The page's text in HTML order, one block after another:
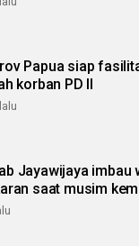
Papua siap
korban PD II
Jayawijaya imbau
saat musim